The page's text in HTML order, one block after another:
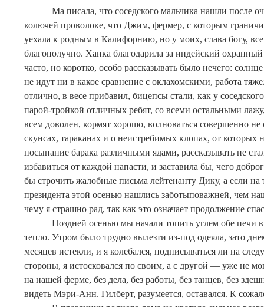
Ма писала, что соседского мальчика нашли после
колючей проволоке, что Джим, фермер, с которым
уехала к родным в Калифорнию, но у моих, слава богу,
благополучно. Ханка благодарила за индейский
часто, но коротко, особо рассказывать было нечего:
не идут ни в какое сравнение с оклахомскими, работа
отлично, в весе прибавил, бицепсы стали, как у
парой-тройкой отличных ребят, со всеми остальными
всем доволен, кормят хорошо, волноваться совершенно
скунсах, тараканах и о неистребимых клопах, от
посыпание барака различными ядами, рассказывать не
избавиться от каждой напасти, и заставила бы, чего
бы строчить жалобные письма лейтенанту Дику, а если на
президента этой осенью нашлись заботыповажней, чем
чему я страшно рад, так как это означает продолжение
Поздней осенью мы начали топить углем обе печи
тепло. Утром было трудно вылезти из-под одеяла, зато
месяцев истекли, и я колебался, подписываться ли на
стороны, я истосковался по своим, а с другой — уже не
на нашей ферме, без дела, без работы, без танцев, без
видеть Мэри-Анн. Гилберт, разумеется, оставался. К